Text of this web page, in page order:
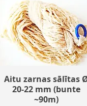
Aitu zarnas sālītas
20-22 mm (bunte
~90m)